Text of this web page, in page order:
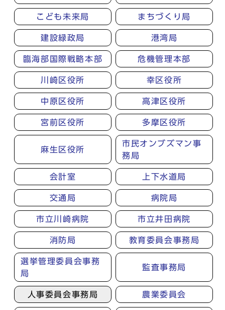
こども未来局 まちづくり局
建設緑政局 港湾局
臨海部国際戦略本部 危機管理本部
川崎区役所 幸区役所
中原区役所 高津区役所
宮前区役所 多摩区役所
麻生区役所
市民オンブズマン事
務局
会計室 上下水道局
交通局 病院局
市立川崎病院 市立井田病院
消防局 教育委員会事務局
選挙管理委員会事務
局
監査事務局
人事委員会事務局 農業委員会